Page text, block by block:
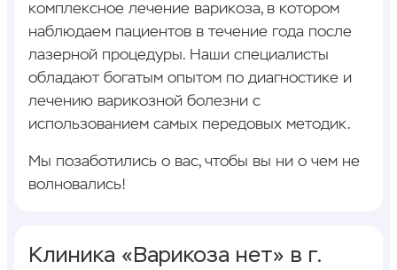
комплексное лечение варикоза, в котором
наблюдаем пациентов в течение года после
лазерной процедуры. Наши специалисты
обладают богатым опытом по диагностике и
лечению варикозной болезни с
использованием самых передовых методик.
Мы позаботились о вас, чтобы вы ни о чем не
волновались!
Клиника «Варикоза нет» в г.